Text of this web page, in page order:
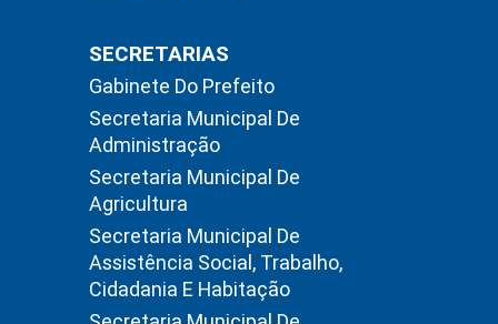
SECRETARIAS
Gabinete Do Prefeito
Secretaria Municipal De
Administração
Secretaria Municipal De
Agricultura
Secretaria Municipal De
Assistência Social, Trabalho,
Cidadania E Habitação